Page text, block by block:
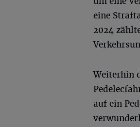
eine
2024
Weiterhin
auf ein